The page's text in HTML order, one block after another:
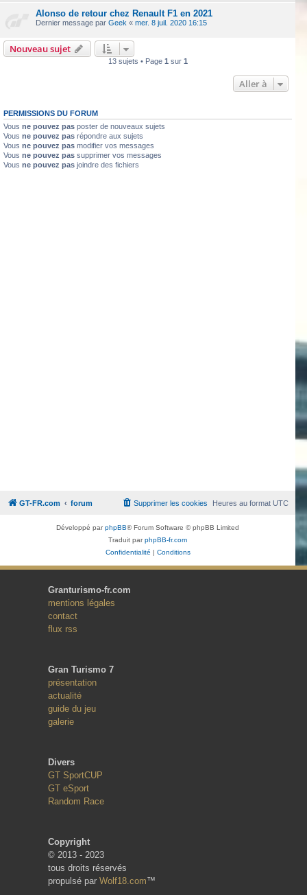
Alonso de retour chez Renault F1 en 2021
Dernier message par Geek « mer. 8 juil. 2020 16:15
Nouveau sujet
13 sujets • Page 1 sur 1
Aller à
PERMISSIONS DU FORUM
Vous ne pouvez pas poster de nouveaux sujets
Vous ne pouvez pas répondre aux sujets
Vous ne pouvez pas modifier vos messages
Vous ne pouvez pas supprimer vos messages
Vous ne pouvez pas joindre des fichiers
GT-FR.com forum Heures au formatUTC
Supprimer les cookies
Développé parphpBB® Forum Software © phpBB Limited
Traduit parphpBB-fr.com
Confidentialité | Conditions
Granturismo-fr.com
mentions légales
contact
flux rss
Gran Turismo 7
présentation
actualité
guide du jeu
galerie
Divers
GT SportCUP
GT eSport
Random Race
Copyright
© 2013 - 2023
tous droits réservés
propulsé par Wolf18.com™